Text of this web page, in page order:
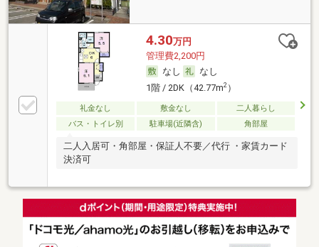
4.30万円
管理費2,200円
なし
なし
1階 / 2DK（42.77m2）
礼金なし 敷金なし
二人暮らし
バス・トイレ別
駐車場(近隣含) 角部屋
二人入居可・角部屋・保証人不要／代行 ・家賃カード
決済可